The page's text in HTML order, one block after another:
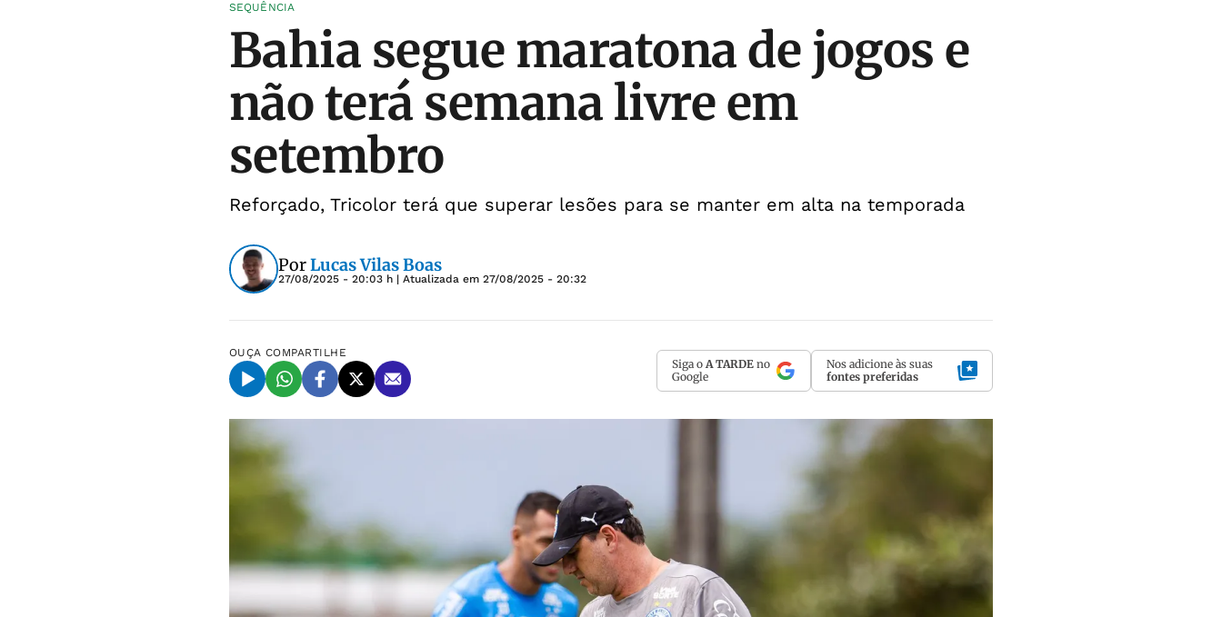
SEQUÊNCIA
Bahia segue maratona de jogos e
não terá semana livre em
setembro
Reforçado, Tricolor terá que superar lesões para se manter em alta na temporada
PorLucas Vilas Boas
27/08/2025 - 20:03 h | Atualizada em 27/08/2025 - 20:32
OUÇA COMPARTILHE
Siga o A TARDE no
Google
Nos adicione às suas
fontes preferidas